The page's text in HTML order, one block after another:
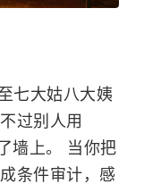
七大姑八大姨
过别人用
墙上。 当你把
条件审计，感